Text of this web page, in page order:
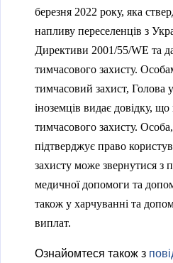
березня 2022 року, яка
напливу переселенців з
Директиви 2001/55/WE та
тимчасового захисту.
тимчасовий захист, Голова
іноземців видає довідку,
тимчасового захисту.
підтверджує право
захисту може звернутися з
медичної допомоги та
також у харчуванні та
виплат.
Ознайомтеся також з